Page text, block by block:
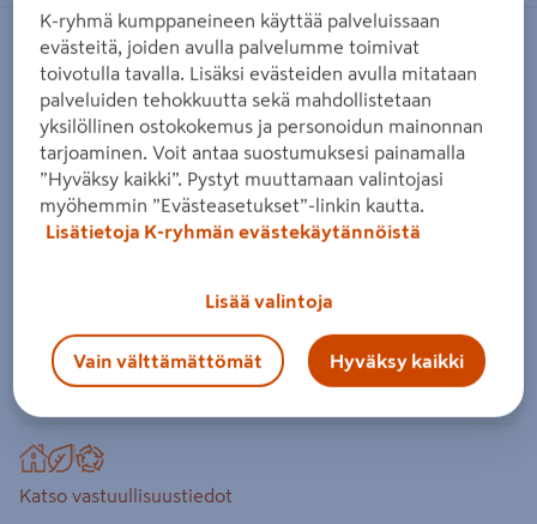
Väliseinätolppa LVL Kerto-T
39x66x2700
METSÄ WOOD
Tuotenumero : 500784430 EAN-koodi 6430076960146
4.0 1 arvostelu
ulko- ja väliseinärunkojen rakentamiseen. Suora,
asentaa ilman erikoistyökaluja. PEFC-sertifioitu.
Lue koko tuotekuvaus
Katso vastuullisuustiedot
K-ryhmä kumppaneineen käyttää palveluissaan
evästeitä, joiden avulla palvelumme toimivat
toivotulla tavalla. Lisäksi evästeiden avulla mitataan
palveluiden tehokkuutta sekä mahdollistetaan
yksilöllinen ostokokemus ja personoidun mainonnan
tarjoaminen. Voit antaa suostumuksesi painamalla
”Hyväksy kaikki”. Pystyt muuttamaan valintojasi
myöhemmin ”Evästeasetukset”-linkin kautta.
Lisätietoja K-ryhmän evästekäytännöistä
Lisää valintoja
Vain välttämättömät Hyväksy kaikki